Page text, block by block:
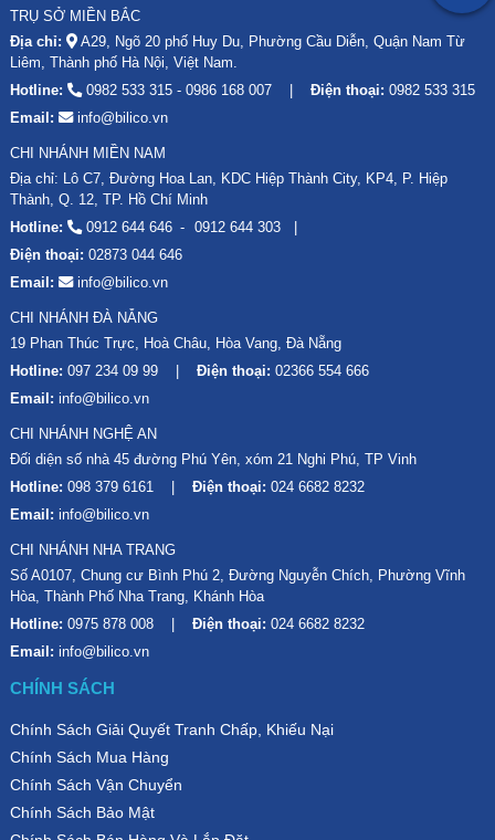
TRỤ SỞ MIỀN BẮC
Địa chỉ:
A29, Ngõ 20 phố Huy Du, Phường Cầu Diễn, Quận Nam Từ
Liêm, Thành phố Hà Nội, Việt Nam.
Hotline:
0982 533 315 - 0986 168 007 Điện thoại: 0982 533 315
Email:
info@bilico.vn
CHI NHÁNH MIỀN NAM
Địa chỉ: Lô C7, Đường Hoa Lan, KDC Hiệp Thành City, KP4, P. Hiệp
Thành, Q. 12, TP. Hồ Chí Minh
Hotline:
0912 644 646
0912 644 303
Điện thoại: 02873 044 646
Email:
info@bilico.vn
CHI NHÁNH ĐÀ NẴNG
19 Phan Thúc Trực, Hoà Châu, Hòa Vang, Đà Nẵng
Hotline: 097 234 09 99 Điện thoại: 02366 554 666
Email: info@bilico.vn
CHI NHÁNH NGHỆ AN
Đối diện số nhà 45 đường Phú Yên, xóm 21 Nghi Phú, TP Vinh
Hotline: 098 379 6161 Điện thoại: 024 6682 8232
Email: info@bilico.vn
CHI NHÁNH NHA TRANG
Số A0107, Chung cư Bình Phú 2, Đường Nguyễn Chích, Phường Vĩnh
Hòa, Thành Phố Nha Trang, Khánh Hòa
Hotline: 0975 878 008 Điện thoại: 024 6682 8232
Email: info@bilico.vn
CHÍNH SÁCH
Chính Sách Giải Quyết Tranh Chấp, Khiếu Nại
Chính Sách Mua Hàng
Chính Sách Vận Chuyển
Chính Sách Bảo Mật